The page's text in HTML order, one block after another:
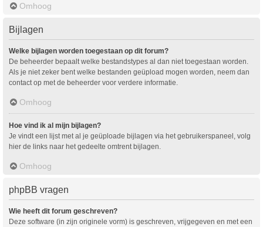
Omhoog
Bijlagen
Welke bijlagen worden toegestaan op dit forum?
De beheerder bepaalt welke bestandstypes al dan niet toegestaan worden.
Als je niet zeker bent welke bestanden geüpload mogen worden, neem dan
contact op met de beheerder voor verdere informatie.
Omhoog
Hoe vind ik al mijn bijlagen?
Je vindt een lijst met al je geüploade bijlagen via het gebruikerspaneel, volg
hier de links naar het gedeelte omtrent bijlagen.
Omhoog
phpBB vragen
Wie heeft dit forum geschreven?
Deze software (in zijn originele vorm) is geschreven, vrijgegeven en met een